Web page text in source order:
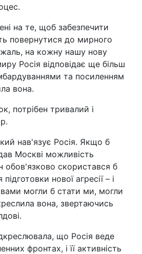
на те, щоб забезпечити
повернутися до мирного
на кожну нашу нову
Росія відповідає ще більш
та посиленням
вона.
потрібен тривалий і
нав'язує Росія. Якщо б
Москві можливість
обов'язково скористався б
нової агресії – і
могли б стати ми, могли
вона, звертаючись
що Росія веде
фронтах, і її активність